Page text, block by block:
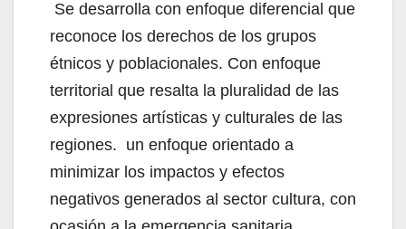
Se desarrolla con enfoque diferencial que
reconoce los derechos de los grupos
étnicos y poblacionales. Con enfoque
territorial que resalta la pluralidad de las
expresiones artísticas y culturales de las
regiones. un enfoque orientado a
minimizar los impactos y efectos
negativos generados al sector cultura, con